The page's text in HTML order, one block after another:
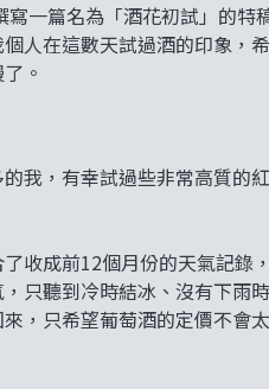
一篇名為「酒花初試」的特
人在這數天試過酒的印象，
。
我，有幸試過些非常高質的
收成前12個月份的天氣記錄
只聽到冷時結冰、沒有下雨
，只希望葡萄酒的定價不會